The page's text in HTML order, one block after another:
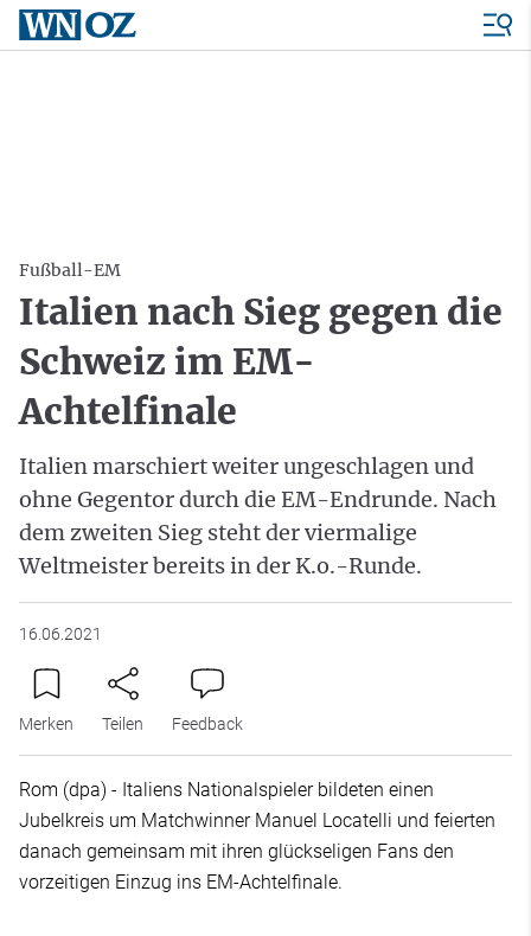
Fußball-EM
Italien nach Sieg gegen die
Schweiz im EM-
Achtelfinale
Italien marschiert weiter ungeschlagen und
ohne Gegentor durch die EM-Endrunde. Nach
dem zweiten Sieg steht der viermalige
Weltmeister bereits in der K.o.-Runde.
16.06.2021
Merken Teilen Feedback
Rom (dpa) - Italiens Nationalspieler bildeten einen
Jubelkreis um Matchwinner Manuel Locatelli und feierten
danach gemeinsam mit ihren glückseligen Fans den
vorzeitigen Einzug ins EM-Achtelfinale.